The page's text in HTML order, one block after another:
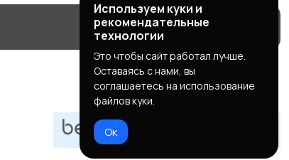
Используем куки и
рекомендательные
технологии
Это чтобы сайт работал лучше.
Оставаясь с нами, вы
соглашаетесь на использование
файлов куки.
Ок